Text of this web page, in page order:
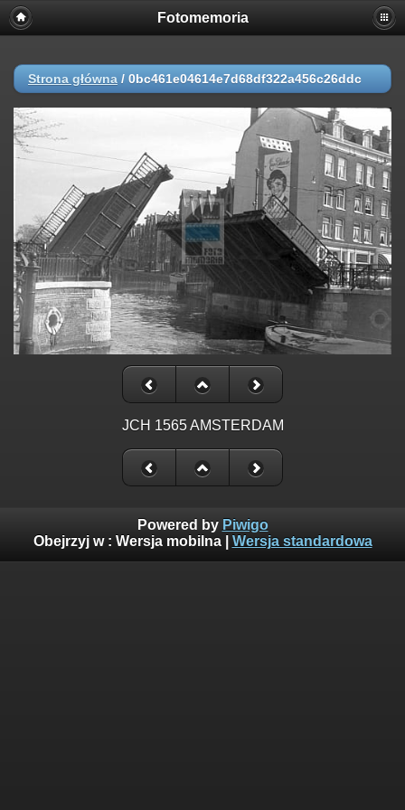
Fotomemoria
Strona główna / 0bc461e04614e7d68df322a456c26ddc
JCH 1565 AMSTERDAM
Powered by Piwigo
Obejrzyj w : Wersja mobilna| Wersja standardowa